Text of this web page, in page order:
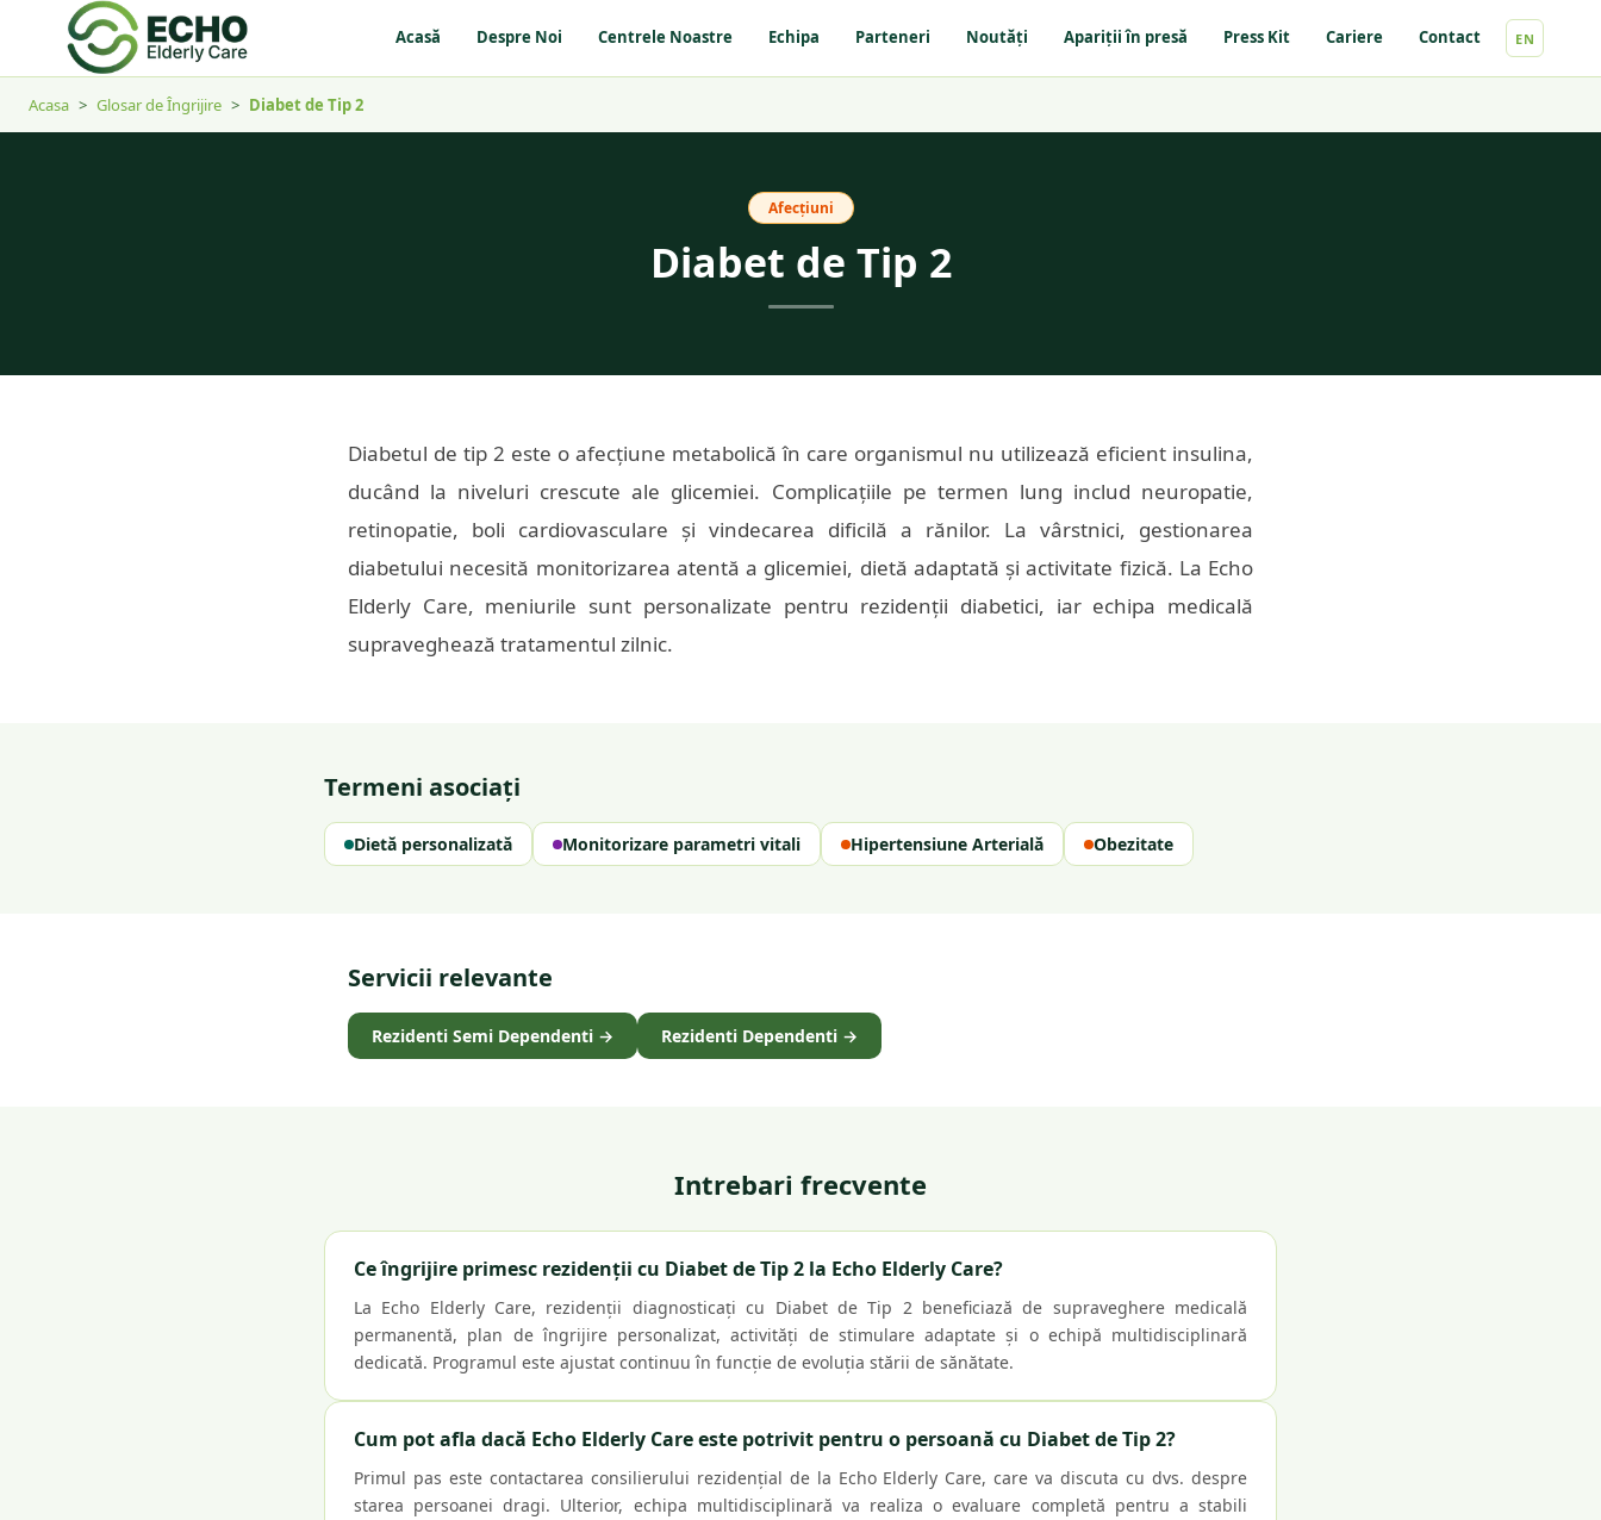
Acasă Despre Noi Centrele Noastre Echipa Parteneri Noutăți Apariții în presă Press Kit Cariere Contact EN
Acasa > Glosar de Îngrijire > Diabet de Tip 2
Afecțiuni
Diabet de Tip 2
Diabetul de tip 2 este o afecțiune metabolică în care organismul nu utilizează eficient insulina,
ducând la niveluri crescute ale glicemiei. Complicațiile pe termen lung includ neuropatie,
retinopatie, boli cardiovasculare și vindecarea dificilă a rănilor. La vârstnici, gestionarea
diabetului necesită monitorizarea atentă a glicemiei, dietă adaptată și activitate fizică. La Echo
Elderly Care, meniurile sunt personalizate pentru rezidenții diabetici, iar echipa medicală
supraveghează tratamentul zilnic.
Termeni asociați
Dietă personalizată Monitorizare parametri vitali Hipertensiune Arterială Obezitate
Servicii relevante
Rezidenti Semi Dependenti → Rezidenti Dependenti →
Intrebari frecvente
Ce îngrijire primesc rezidenții cu Diabet de Tip 2 la Echo Elderly Care?
La Echo Elderly Care, rezidenții diagnosticați cu Diabet de Tip 2 beneficiază de supraveghere medicală
permanentă, plan de îngrijire personalizat, activități de stimulare adaptate și o echipă multidisciplinară
dedicată. Programul este ajustat continuu în funcție de evoluția stării de sănătate.
Cum pot afla dacă Echo Elderly Care este potrivit pentru o persoană cu Diabet de Tip 2?
Primul pas este contactarea consilierului rezidențial de la Echo Elderly Care, care va discuta cu dvs. despre
starea persoanei dragi. Ulterior, echipa multidisciplinară va realiza o evaluare completă pentru a stabili